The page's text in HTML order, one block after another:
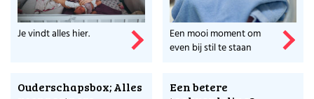
Je vindt alles hier.
Een mooi moment om
even bij stil te staan
Ouderschapsbox; Alles
Een betere